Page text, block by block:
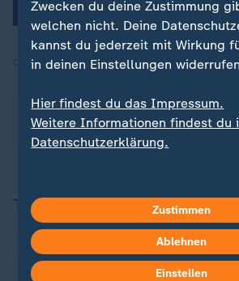
Nutzungsbedingungen.
Quelle:dpa, SID
Über die Fußball-WM berichtet das
01.06.2026 täglich in
Thema
Fußball-WM
Zwecken du deine Zustimmung
welchen nicht. Deine
kannst du jederzeit mit Wirkung
in deinen Einstellungen
Hier findest du das Impressum.
Weitere Informationen findest du
Datenschutzerklärung.
Zustimmen
Ablehnen
Einstellen